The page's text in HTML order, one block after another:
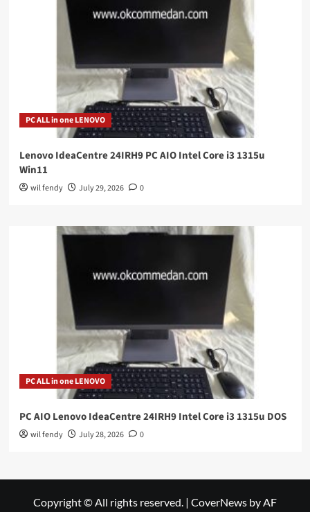
PC ALL in one LENOVO
Lenovo IdeaCentre 24IRH9 PC AIO Intel Core i3 1315u
Win11
wil fendy July 29, 2026 0
PC ALL in one LENOVO
PC AIO Lenovo IdeaCentre 24IRH9 Intel Core i3 1315u DOS
wil fendy July 28, 2026 0
Copyright © All rights reserved. | CoverNews by AF